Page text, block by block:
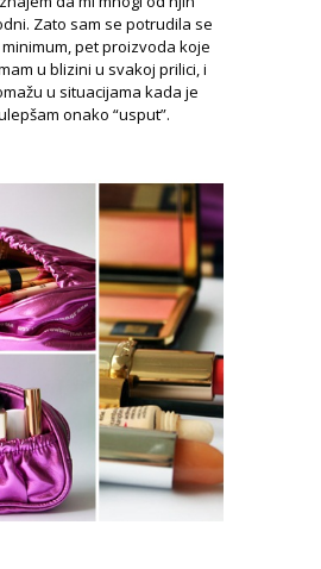
Zato sam se potrudila se
pet proizvoda koje
u blizini u svakoj prilici, i
u situacijama kada je
onako “usput”.